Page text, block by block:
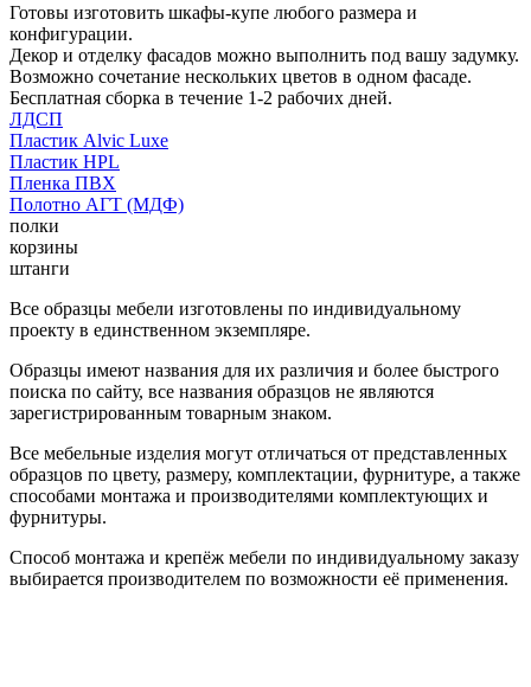
Готовы изготовить шкафы-купе любого размера и
конфигурации.
Декор и отделку фасадов можно выполнить под вашу задумку.
Возможно сочетание нескольких цветов в одном фасаде.
Бесплатная сборка в течение 1-2 рабочих дней.
ЛДСП
Пластик Alvic Luxe
Пластик HPL
Пленка ПВХ
Полотно АГТ (МДФ)
полки
корзины
штанги
Все образцы мебели изготовлены по индивидуальному
проекту в единственном экземпляре.
Образцы имеют названия для их различия и более быстрого
поиска по сайту, все названия образцов не являются
зарегистрированным товарным знаком.
Все мебельные изделия могут отличаться от представленных
образцов по цвету, размеру, комплектации, фурнитуре, а также
способами монтажа и производителями комплектующих и
фурнитуры.
Способ монтажа и крепёж мебели по индивидуальному заказу
выбирается производителем по возможности её применения.